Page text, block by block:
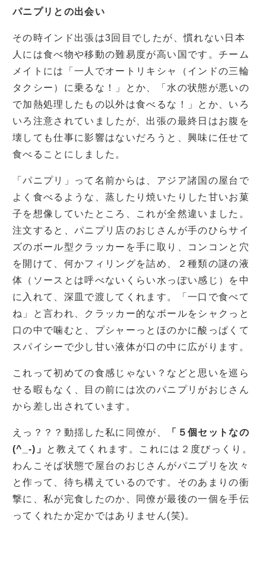
パニプリとの出会い
その時インド出張は3回目でしたが、慣れない日本
人には食べ物や移動の難易度が高い国です。チーム
メイトには「一人でオートリキシャ（インドの三輪
タクシー）に乗るな！」とか、「水の状態が悪いの
で加熱処理したもの以外は食べるな！」とか、いろ
いろ注意されていましたが、出張の最終日はお腹を
壊しても仕事に影響はないだろうと、興味に任せて
食べることにしました。
「パニプリ」って名前からは、アジア諸国の屋台で
よく食べるような、蒸したり焼いたりした甘いお菓
子を想像していたところ、これが全然違いました。
注文すると、パニプリ店のおじさんが手のひらサイ
ズのボール型クラッカーを手に取り、コンコンと穴
を開けて、何かフィリングを詰め、２種類の謎の液
体（ソースとは呼べないくらい水っぽい感じ）を中
に入れて、深皿で渡してくれます。「一口で食べて
ね」と言われ、クラッカー的なボールをシャクっと
口の中で噛むと、プシャーっとほのかに酸っぱくて
スパイシーで少し甘い液体が口の中に広がります。
これって初めての食感じゃない？などと思いを巡ら
せる暇もなく、目の前には次のパニプリがおじさん
から差し出されています。
えっ？？？動揺した私に同僚が、
「５個セットなの
(^_-)」
と教えてくれます。これには２度びっくり。
わんこそば状態で屋台のおじさんがパニプリを次々
と作って、待ち構えているのです。そのあまりの衝
撃に、私が完食したのか、同僚が最後の一個を手伝
ってくれたか定かではありません(笑)。